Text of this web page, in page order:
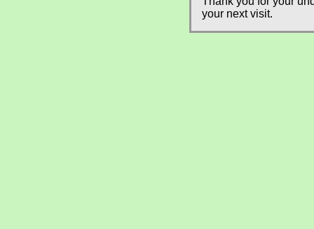
your next visit.